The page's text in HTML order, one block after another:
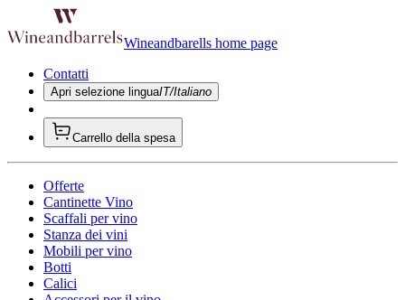
Wineandbarells home page
Contatti
Apri selezione linguaIT/Italiano
Carrello della spesa
Offerte
Cantinette Vino
Scaffali per vino
Stanza dei vini
Mobili per vino
Botti
Calici